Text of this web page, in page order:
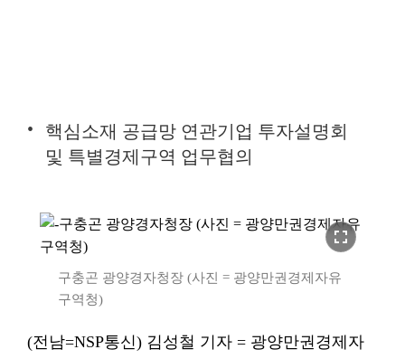
핵심소재 공급망 연관기업 투자설명회
및 특별경제구역 업무협의
fullscreen
구충곤 광양경자청장 (사진 = 광양만권경제자유
구역청)
(전남=NSP통신) 김성철 기자 = 광양만권경제자